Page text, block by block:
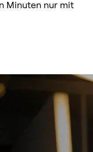
Minuten nur mit